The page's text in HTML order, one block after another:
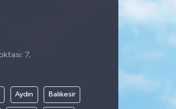
7,
Aydın Balıkesir